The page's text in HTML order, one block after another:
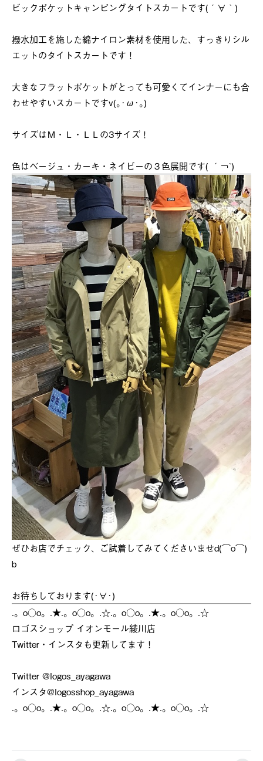
ビックポケットキャンピングタイトスカートです(´∀｀)
撥水加工を施した綿ナイロン素材を使用した、すっきりシル
エットのタイトスカートです！
大きなフラットポケットがとっても可愛くてインナーにも合
わせやすいスカートですv(｡･ω･｡)
サイズはＭ・Ｌ・ＬＬの3サイズ！
色はベージュ・カーキ・ネイビーの３色展開です( ´￢`)
ぜひお店でチェック、ご試着してみてくださいませd(⌒o⌒)
b
お待ちしております(･∀･)
.。o○o。.★.。o○o。.☆.。o○o。.★.。o○o。.☆
ロゴスショップ イオンモール綾川店
Twitter・インスタも更新してます！
Twitter @logos_ayagawa
インスタ@logosshop_ayagawa
.。o○o。.★.。o○o。.☆.。o○o。.★.。o○o。.☆